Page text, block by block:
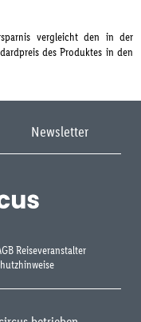
vergleicht den in der
des Produktes in den
Newsletter
Reiseveranstalter